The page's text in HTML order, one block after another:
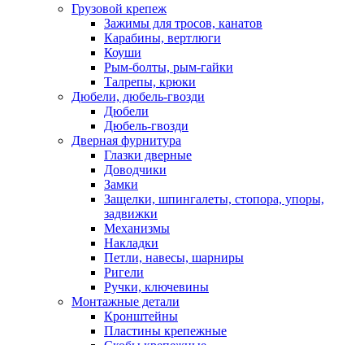
Грузовой крепеж
Зажимы для тросов, канатов
Карабины, вертлюги
Коуши
Рым-болты, рым-гайки
Талрепы, крюки
Дюбели, дюбель-гвозди
Дюбели
Дюбель-гвозди
Дверная фурнитура
Глазки дверные
Доводчики
Замки
Защелки, шпингалеты, стопора, упоры,
задвижки
Механизмы
Накладки
Петли, навесы, шарниры
Ригели
Ручки, ключевины
Монтажные детали
Кронштейны
Пластины крепежные